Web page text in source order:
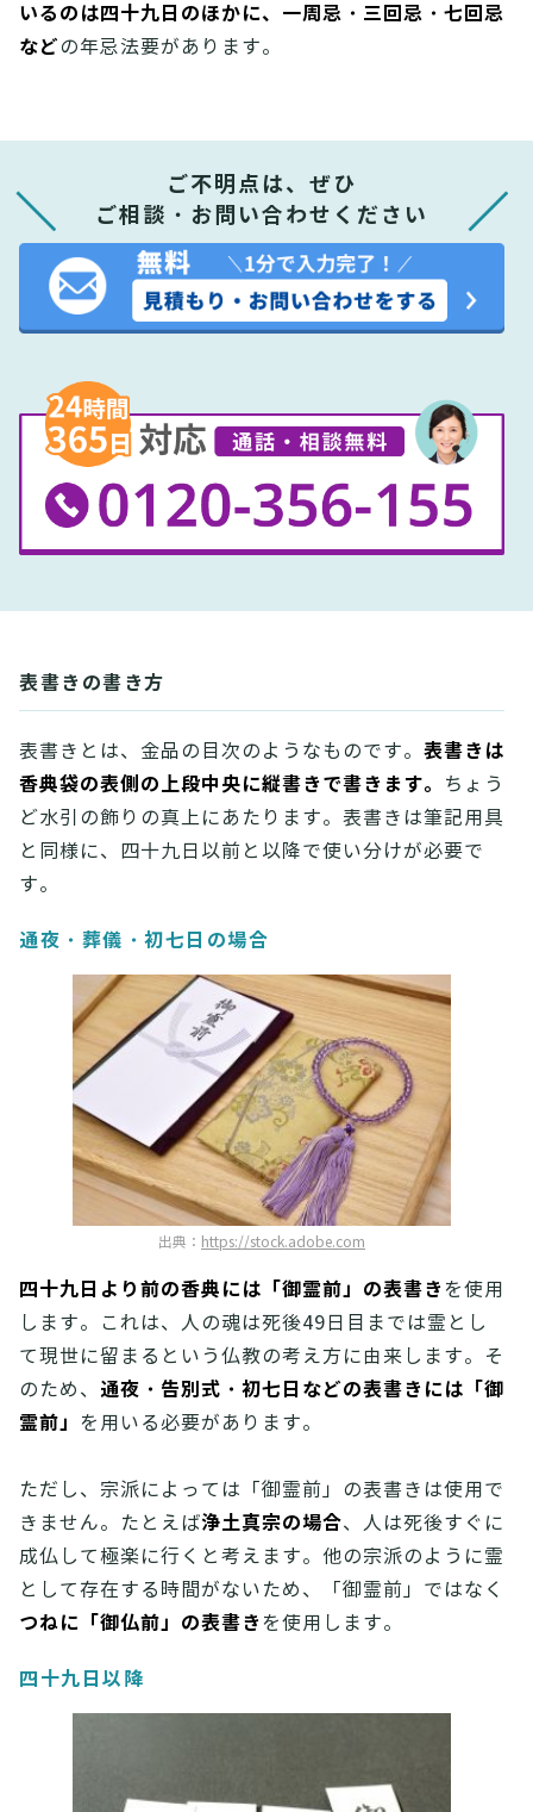
いるのは四十九日のほかに、一周忌・三回忌・七回忌
など の年忌法要があります。
ご不明点は、ぜひ
ご相談・お問い合わせください
表書きの書き方
表書きとは、金品の目次のようなものです。 表書きは
香典袋の表側の上段中央に縦書きで書きます。
ちょう
ど水引の飾りの真上にあたります。表書きは筆記用具
と同様に、四十九日以前と以降で使い分けが必要で
す。
通夜・葬儀・初七日の場合
出典： https://stock.adobe.com
四十九日より前の香典には「御霊前」の表書き を使用
します。これは、人の魂は死後49日目までは霊とし
て現世に留まるという仏教の考え方に由来します。そ
のため、 通夜・告別式・初七日などの表書きには「御
霊前」
を用いる必要があります。
ただし、宗派によっては「御霊前」の表書きは使用で
きません。たとえば浄土真宗の場合、人は死後すぐに
成仏して極楽に行くと考えます。他の宗派のように霊
として存在する時間がないため、「御霊前」ではなく
つねに「御仏前」の表書き を使用します。
四十九日以降